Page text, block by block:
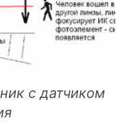
с датчиком